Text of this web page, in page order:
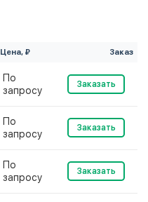
Цена, ₽ Заказ
По
запросу
Заказать
По
запросу
Заказать
По
запросу
Заказать